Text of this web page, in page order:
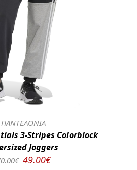
ΠΑΝΤΕΛΟΝΙΑ
3-Stripes Colorblock
Joggers
49.00€